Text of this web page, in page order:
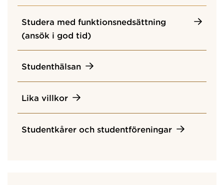
Studera med funktionsnedsättning
(ansök i god tid)
Studenthälsan
Lika villkor
Studentkårer och studentföreningar